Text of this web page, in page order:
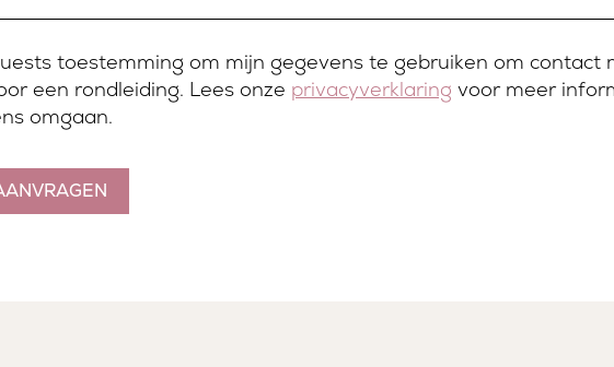
toestemming om mijn gegevens te gebruiken om contact
een rondleiding. Lees onze privacyverklaring voor meer
omgaan.